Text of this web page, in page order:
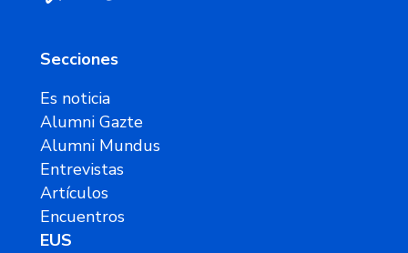
Secciones
Es noticia
Alumni Gazte
Alumni Mundus
Entrevistas
Artículos
Encuentros
EUS